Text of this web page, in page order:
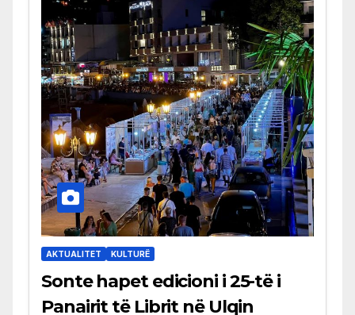
AKTUALITET KULTURË
Sonte hapet edicioni i 25-të i
Panairit të Librit në Ulqin